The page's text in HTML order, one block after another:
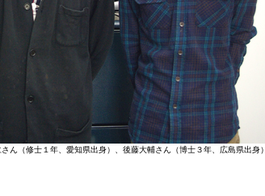
ん（修士１年、愛知県出身）、後藤大輔さん（博士３年、広島県出身）